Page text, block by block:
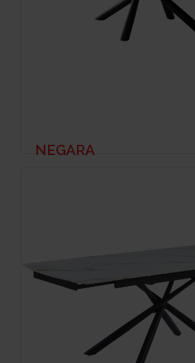
NEGARA